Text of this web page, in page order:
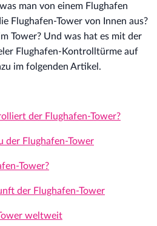
man von einem Flughafen
Flughafen-Tower von Innen aus?
Tower? Und was hat es mit der
Flughafen-Kontrolltürme auf
im folgenden Artikel.
der Flughafen-Tower?
der Flughafen-Tower
Tower?
der Flughafen-Tower
weltweit